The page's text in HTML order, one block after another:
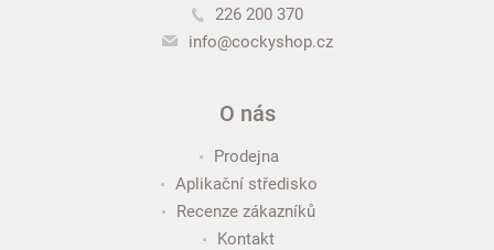
226 200 370
info@cockyshop.cz
O nás
Prodejna
Aplikační středisko
Recenze zákazníků
Kontakt